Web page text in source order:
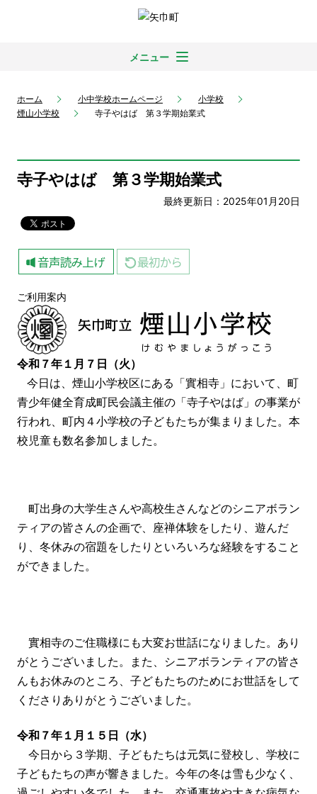
メニュー
ホーム 小中学校ホームページ
小学校
煙山小学校
寺子やはば 第３学期始業式
寺子やはば 第３学期始業式
最終更新日：2025年01月20日
ご利用案内
令和７年１月７日（火）
今日は、煙山小学校区にある「實相寺」において、町
青少年健全育成町民会議主催の「寺子やはば」の事業が
行われ、町内４小学校の子どもたちが集まりました。本
校児童も数名参加しました。
町出身の大学生さんや高校生さんなどのシニアボラン
ティアの皆さんの企画で、座禅体験をしたり、遊んだ
り、冬休みの宿題をしたりといろいろな経験をすること
ができました。
實相寺のご住職様にも大変お世話になりました。あり
がとうございました。また、シニアボランティアの皆さ
んもお休みのところ、子どもたちのためにお世話をして
くださりありがとうございました。
令和７年１月１５日（水）
今日から３学期、子どもたちは元気に登校し、学校に
子どもたちの声が響きました。今年の冬は雪も少なく、